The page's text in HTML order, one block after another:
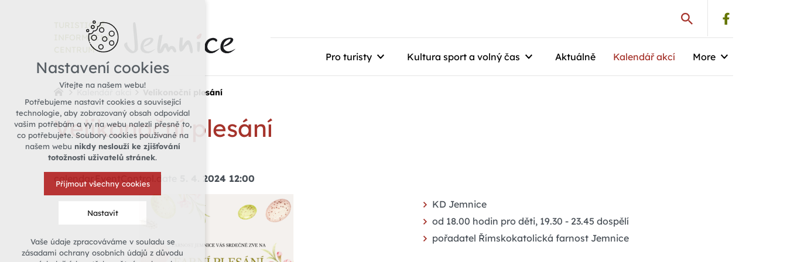
TURISTICKÉ
INFORMAČNÍ
CENTRUM
Pro turisty Kultura sport a volný čas Aktuálně Kalendář akcí More
Velikonoční plesání
Velikonoční plesání
calendar.EventControl.date 5. 4. 2024 12:00
KD Jemnice
od 18.00 hodin pro děti, 19.30 - 23.45 dospělí
pořadatel Římskokatolická farnost Jemnice
Nastavení cookies
Vítejte na našem webu!
Potřebujeme nastavit cookies a související
technologie, aby zobrazovaný obsah odpovídal
vašim potřebám a vy na webu nalezli přesně to,
co potřebujete. Soubory cookies používané na
našem webu nikdy neslouží ke zjišťování
totožnosti uživatelů stránek.
Přijmout všechny cookies
Nastavit
Technická cookies
Vaše údaje zpracováváme v souladu se
zásadami ochrany osobních údajů z důvodu